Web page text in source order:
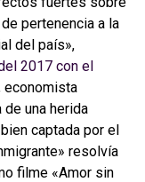
pertenencia a la
del país»,
2017 con el
economista
una herida
captada por el
resolvía
filme «Amor sin